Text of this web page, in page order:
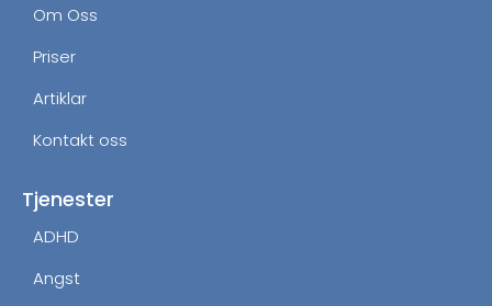
Om Oss
Priser
Artiklar
Kontakt oss
Tjenester
ADHD
Angst